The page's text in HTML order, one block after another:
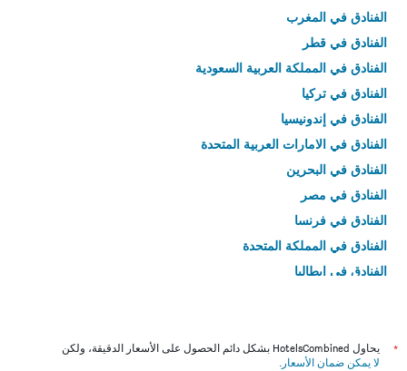
الفنادق في المغرب
الفنادق في قطر
الفنادق في المملكة العربية السعودية
الفنادق في تركيا
الفنادق في إندونيسيا
الفنادق في الامارات العربية المتحدة
الفنادق في البحرين
الفنادق في مصر
الفنادق في فرنسا
الفنادق في المملكة المتحدة
الفنادق في إيطاليا
*
يحاول HotelsCombined بشكل دائم الحصول على الأسعار الدقيقة، ولكن
لا يمكن ضمان الأسعار .